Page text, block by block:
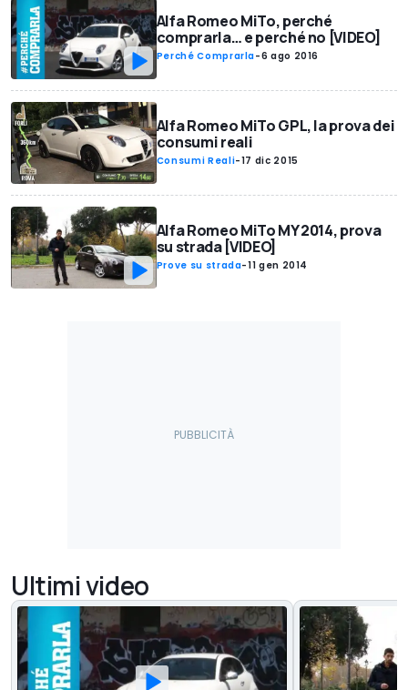
Alfa Romeo MiTo, perché
comprarla… e perché no [VIDEO]
Perché Comprarla-6 ago 2016
Alfa Romeo MiTo GPL, la prova dei
consumi reali
Consumi Reali-17 dic 2015
Alfa Romeo MiTo MY 2014, prova
su strada [VIDEO]
Prove su strada-11 gen 2014
Ultimi video